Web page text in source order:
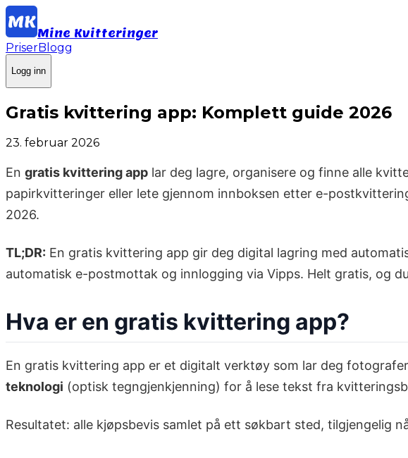
Mine Kvitteringer
PriserBlogg
Logg inn
Gratis kvittering app: Komplett guide 2026
23. februar 2026
En gratis kvittering app lar deg lagre, organisere og finne alle
papirkvitteringer eller lete gjennom innboksen etter e-
2026.
TL;DR: En gratis kvittering app gir deg digital lagring med
automatisk e-postmottak og innlogging via Vipps. Helt gratis, og
Hva er en gratis kvittering app?
En gratis kvittering app er et digitalt verktøy som lar deg
teknologi (optisk tegngjenkjenning) for å lese tekst fra
Resultatet: alle kjøpsbevis samlet på ett søkbart sted, tilgjengelig